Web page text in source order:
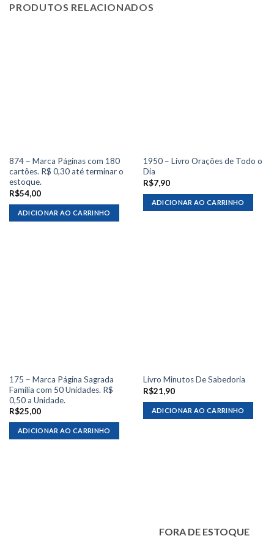
PRODUTOS RELACIONADOS
874 – Marca Páginas com 180
cartões. R$ 0,30 até terminar o
estoque.
R$54,00
ADICIONAR AO CARRINHO
1950 – Livro Orações de Todo o
Dia
R$7,90
ADICIONAR AO CARRINHO
175 – Marca Página Sagrada
Família com 50 Unidades. R$
0,50 a Unidade.
R$25,00
ADICIONAR AO CARRINHO
Livro Minutos De Sabedoria
R$21,90
ADICIONAR AO CARRINHO
FORA DE ESTOQUE